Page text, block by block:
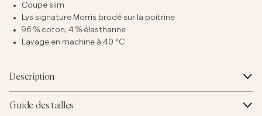
Coupe slim
Lys signature Morris brodé sur la poitrine
96 % coton, 4 % élasthanne
Lavage en machine à 40 °C
Description
Guide des tailles